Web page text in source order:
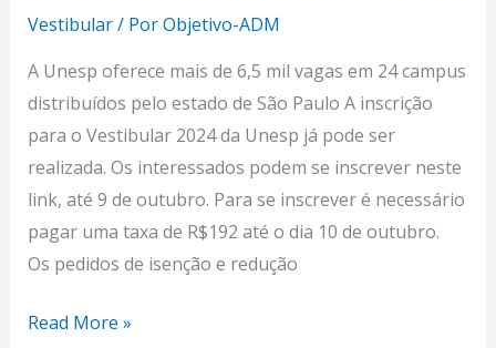
Vestibular/ PorObjetivo-ADM
A Unesp oferece mais de 6,5 mil vagas em 24 campus
distribuídos pelo estado de São Paulo A inscrição
para o Vestibular 2024 da Unesp já pode ser
realizada. Os interessados podem se inscrever neste
link, até 9 de outubro. Para se inscrever é necessário
pagar uma taxa de R$192 até o dia 10 de outubro.
Os pedidos de isenção e redução
Read More »